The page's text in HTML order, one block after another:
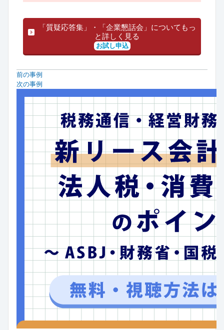
「質疑応答集」・「企業懇話会」についてもっ
と詳しく見る
お試し申込
前の事例
次の事例